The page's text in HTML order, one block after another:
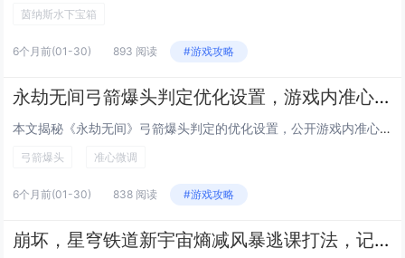
茵纳斯水下宝箱
6个月前(01-30) 893 阅读 #游戏攻略
永劫无间弓箭爆头判定优化设置，游戏内准心微调参数公开，命中率提升50%别急着狂点F11截图发群，先听我这个被宁红夜追着射了三年、箭袋里常年混着三支断箭、连做梦都在调拉距力的老弓狗唠五毛钱的实在话
本文揭秘《永劫无间》弓箭爆头判定的优化设置，公开游戏内准心微调的关键参数，实测命中率提升达50%，作者以资深“弓狗”身份现身说法——三年被宁红夜追射、箭袋常备断箭、梦里都在调拉距力，用诙谐又扎实的经验提醒玩家：别急着狂按F11截图炫耀，先静...
弓箭爆头 准心微调
6个月前(01-30) 838 阅读 #游戏攻略
崩坏，星穹铁道新宇宙熵减风暴逃课打法，记忆命途搭配特定奇物自动挂机通关